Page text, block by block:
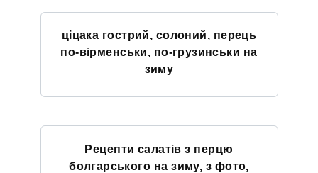
ціцака гострий, солоний, перець
по-вірменськи, по-грузинськи на
зиму
Рецепти салатів з перцю
болгарського на зиму, з фото,